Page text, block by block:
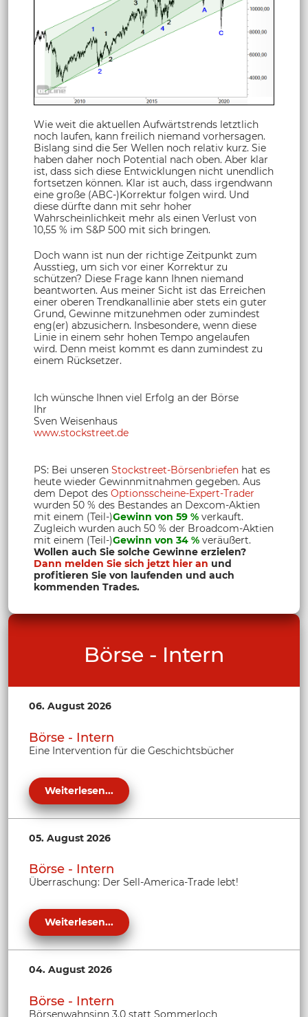
Wie weit die aktuellen Aufwärtstrends letztlich
noch laufen, kann freilich niemand vorhersagen.
Bislang sind die 5er Wellen noch relativ kurz. Sie
haben daher noch Potential nach oben. Aber klar
ist, dass sich diese Entwicklungen nicht unendlich
fortsetzen können. Klar ist auch, dass irgendwann
eine große (ABC-)Korrektur folgen wird. Und
diese dürfte dann mit sehr hoher
Wahrscheinlichkeit mehr als einen Verlust von
10,55 % im S&P 500 mit sich bringen.
Doch wann ist nun der richtige Zeitpunkt zum
Ausstieg, um sich vor einer Korrektur zu
schützen? Diese Frage kann Ihnen niemand
beantworten. Aus meiner Sicht ist das Erreichen
einer oberen Trendkanallinie aber stets ein guter
Grund, Gewinne mitzunehmen oder zumindest
eng(er) abzusichern. Insbesondere, wenn diese
Linie in einem sehr hohen Tempo angelaufen
wird. Denn meist kommt es dann zumindest zu
einem Rücksetzer.
Ich wünsche Ihnen viel Erfolg an der Börse
Ihr
Sven Weisenhaus
www.stockstreet.de
PS: Bei unseren Stockstreet-Börsenbriefen hat es
heute wieder Gewinnmitnahmen gegeben. Aus
dem Depot des Optionsscheine-Expert-Trader
wurden 50 % des Bestandes an Dexcom-Aktien
mit einem (Teil-)Gewinn von 59 % verkauft.
Zugleich wurden auch 50 % der Broadcom-Aktien
mit einem (Teil-)Gewinn von 34 % veräußert.
Wollen auch Sie solche Gewinne erzielen?
Dann melden Sie sich jetzt hier an und
profitieren Sie von laufenden und auch
kommenden Trades.
Börse - Intern
06. August 2026
Börse - Intern
Eine Intervention für die Geschichtsbücher
Weiterlesen...
05. August 2026
Börse - Intern
Überraschung: Der Sell-America-Trade lebt!
Weiterlesen...
04. August 2026
Börse - Intern
Börsenwahnsinn 3.0 statt Sommerloch